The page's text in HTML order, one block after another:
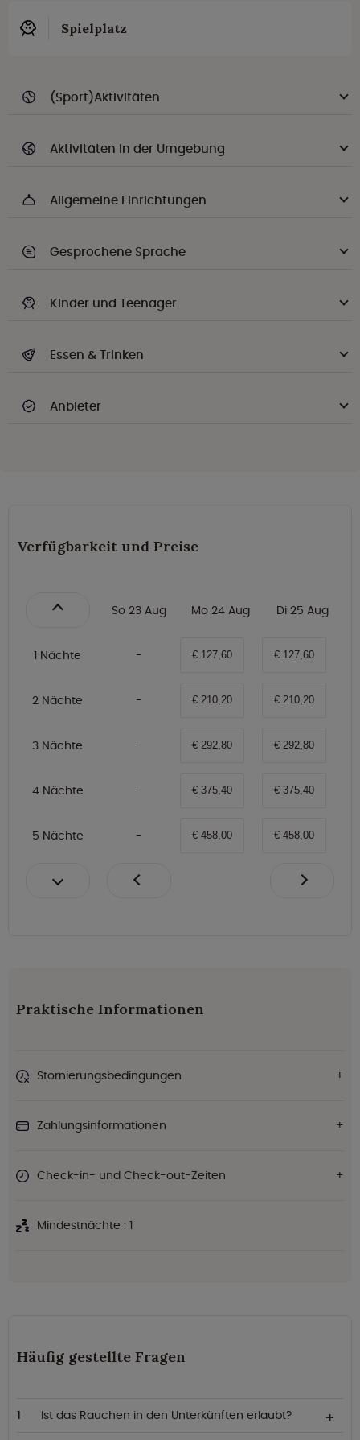
Spielplatz
(Sport)Aktivitäten
Aktivitäten in der Umgebung
Allgemeine Einrichtungen
Gesprochene Sprache
Kinder und Teenager
Essen & Trinken
Anbieter
Verfügbarkeit und Preise
So 23 Aug Mo 24 Aug Di 25 Aug
1 Nächte € 127,60 € 127,60
2 Nächte € 210,20 € 210,20
3 Nächte € 292,80 € 292,80
4 Nächte € 375,40 € 375,40
5 Nächte € 458,00 € 458,00
Praktische Informationen
Stornierungsbedingungen
Zahlungsinformationen
Check-in- und Check-out-Zeiten
Mindestnächte : 1
Häufig gestellte Fragen
Ist das Rauchen in den Unterkünften erlaubt?